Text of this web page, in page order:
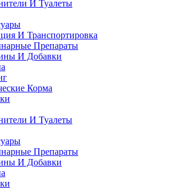
И Туалеты
И Транспортировка
Препараты
И Добавки
Корма
И Туалеты
Препараты
И Добавки